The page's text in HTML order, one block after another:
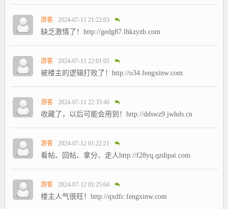
游客 2024-07-11 21:22:03
缺乏激情了！http://gedg87.lhkzyzb.com
游客 2024-07-11 22:01:05
被楼主的逻辑打败了！http://o34.fengxinw.com
游客 2024-07-11 22:33:46
收藏了，以后可能会用到！http://ddswz9.jwhds.cn
游客 2024-07-12 01:22:21
看帖、回帖、拿分、走人http://f28yq.qzdipai.com
游客 2024-07-12 01:25:04
楼主人气很旺！http://qxdfc.fengxinw.com